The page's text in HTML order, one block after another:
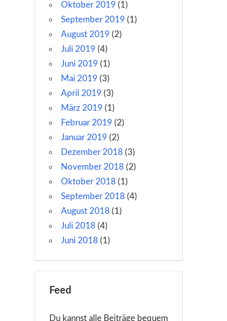
Oktober 2019 (1)
September 2019 (1)
August 2019 (2)
Juli 2019 (4)
Juni 2019 (1)
Mai 2019 (3)
April 2019 (3)
März 2019 (1)
Februar 2019 (2)
Januar 2019 (2)
Dezember 2018 (3)
November 2018 (2)
Oktober 2018 (1)
September 2018 (4)
August 2018 (1)
Juli 2018 (4)
Juni 2018 (1)
Feed
Du kannst alle Beiträge bequem